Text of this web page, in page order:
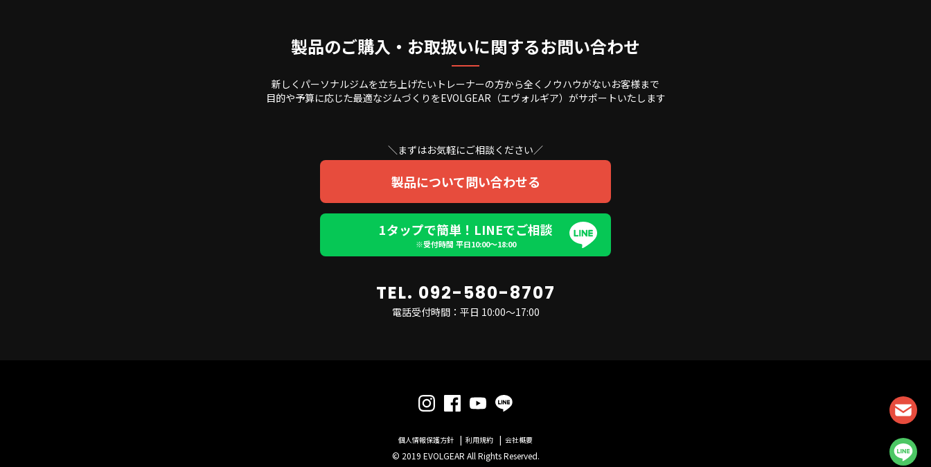
製品のご購入・お取扱いに関するお問い合わせ
新しくパーソナルジムを立ち上げたいトレーナーの方から全くノウハウがないお客様まで
目的や予算に応じた最適なジムづくりをEVOLGEAR（エヴォルギア）がサポートいたします
＼まずはお気軽にご相談ください／
製品について問い合わせる
1タップで簡単！LINEでご相談
※受付時間 平日10:00〜18:00
TEL. 092-580-8707
電話受付時間：平日 10:00～17:00
個人情報保護方針 利用規約 会社概要
© 2019 EVOLGEAR All Rights Reserved.